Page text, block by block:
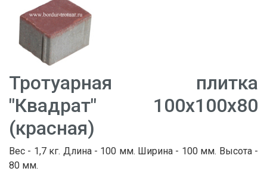
Тротуарная плитка
"Квадрат" 100х100х80
(красная)
Вес - 1,7 кг. Длина - 100 мм. Ширина - 100 мм. Высота -
80 мм.